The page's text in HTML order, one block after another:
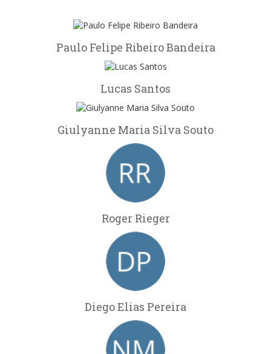
Paulo Felipe Ribeiro Bandeira
Lucas Santos
Giulyanne Maria Silva Souto
Roger Rieger
Diego Elias Pereira